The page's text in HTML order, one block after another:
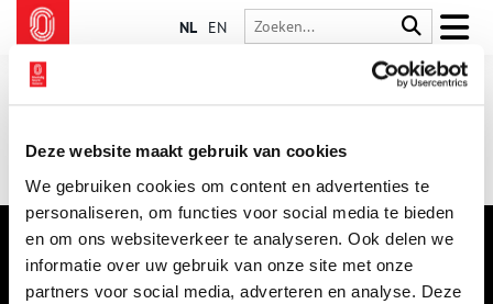
Deze website maakt gebruik van cookies
We gebruiken cookies om content en advertenties te
personaliseren, om functies voor social media te bieden
en om ons websiteverkeer te analyseren. Ook delen we
informatie over uw gebruik van onze site met onze
partners voor social media, adverteren en analyse. Deze
NL EN
VERHALEN